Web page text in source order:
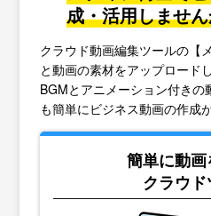
成・活用しませ
クラウド動画編集ツールの【
と動画の素材をアップロード
BGMとアニメーション付き
も簡単にビジネス動画の作成
簡単に動
クラウ